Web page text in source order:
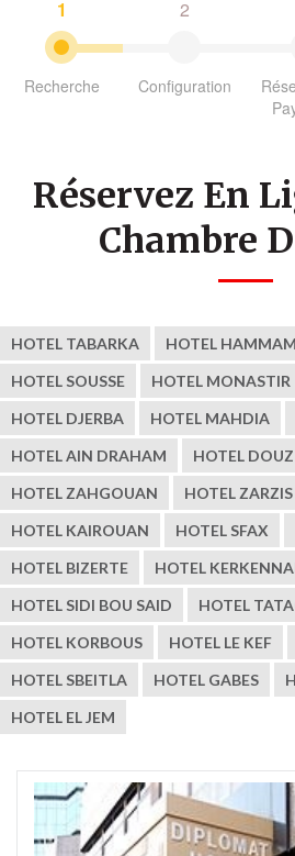
1
Recherche
2
Configuration
Réservez En
Chambre
HOTEL TABARKA HOTEL
HOTEL SOUSSE
HOTEL MONASTIR
HOTEL DJERBA
HOTEL MAHDIA
HOTEL AIN DRAHAM
HOTEL DOUZ
HOTEL ZAHGOUAN
HOTEL ZARZIS
HOTEL KAIROUAN
HOTEL SFAX
HOTEL BIZERTE
HOTEL
HOTEL SIDI BOU SAID
HOTEL
HOTEL KORBOUS
HOTEL LE KEF
HOTEL SBEITLA
HOTEL GABES
HOTEL EL JEM